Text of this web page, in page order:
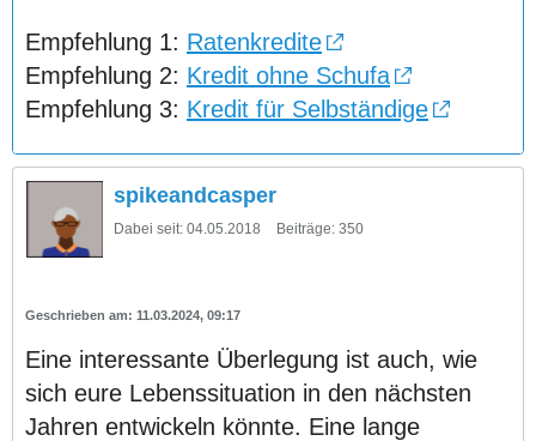
Empfehlung 1: Ratenkredite
Empfehlung 2: Kredit ohne Schufa
Empfehlung 3: Kredit für Selbständige
spikeandcasper
Dabei seit: 04.05.2018 Beiträge: 350
11.03.2024, 09:17
Eine interessante Überlegung ist auch, wie
sich eure Lebenssituation in den nächsten
Jahren entwickeln könnte. Eine lange